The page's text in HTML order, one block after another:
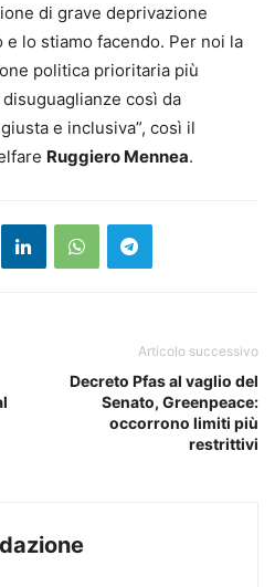
di grave deprivazione
e lo stiamo facendo. Per noi la
politica prioritaria più
così da
e inclusiva”, così il
Ruggiero Mennea.
Articolo successivo
Decreto Pfas al vaglio del
Senato, Greenpeace:
occorrono limiti più
restrittivi